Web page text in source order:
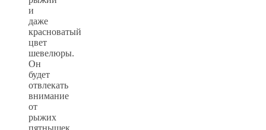
и
даже
красноватый
цвет
шевелюры.
Он
будет
отвлекать
внимание
от
рыжих
пятнышек